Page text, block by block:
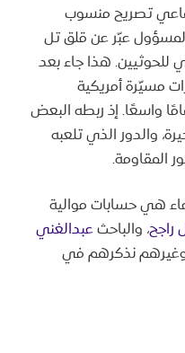
تصريح منسوب
عبّر عن قلق تل
للحوثيين. هذا جاء بعد
مسيّرة أمريكية
واسعًا. إذ ربطه البعض
والدور الذي تلعبه
المقاومة.
هي حسابات موالية
راجح، والباحثعبدالغني
نذكرهم في